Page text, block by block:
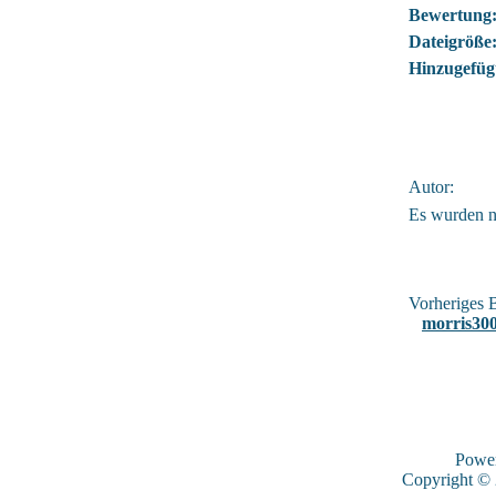
Bewertung:
Dateigröße:
Autor:
Es wurden
Vorheriges
Copyright ©